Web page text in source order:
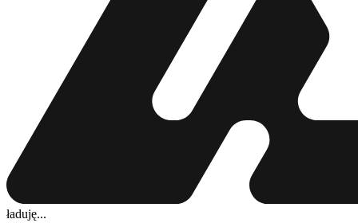
ładuję...